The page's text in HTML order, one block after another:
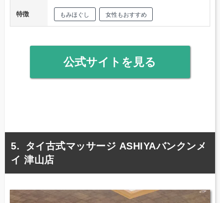
特徴 もみほぐし 女性もおすすめ
公式サイトを見る
タイ古式マッサージ ASHIYAバンクンメ
イ 津山店